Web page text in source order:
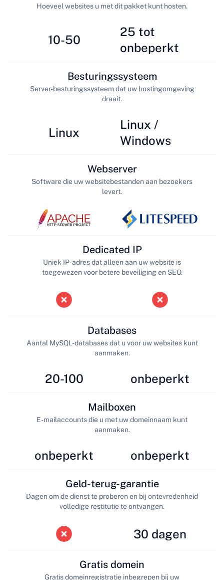
10-50
Hoeveel websites u met dit pakket kunt hosten.
25 tot
onbeperkt
Linux
Besturingssysteem
Server-besturingssysteem dat uw hostingomgeving
draait.
Linux /
Windows
Webserver
Software die uw websitebestanden aan bezoekers
levert.
Dedicated IP
Uniek IP-adres dat alleen aan uw website is
toegewezen voor betere beveiliging en SEO.
20-100
Databases
Aantal MySQL-databases dat u voor uw websites kunt
aanmaken.
onbeperkt
onbeperkt
Mailboxen
E-mailaccounts die u met uw domeinnaam kunt
aanmaken.
onbeperkt
Geld-terug-garantie
Dagen om de dienst te proberen en bij ontevredenheid
volledige restitutie te ontvangen.
30 dagen
Gratis domein
Gratis domeinregistratie inbegrepen bij uw